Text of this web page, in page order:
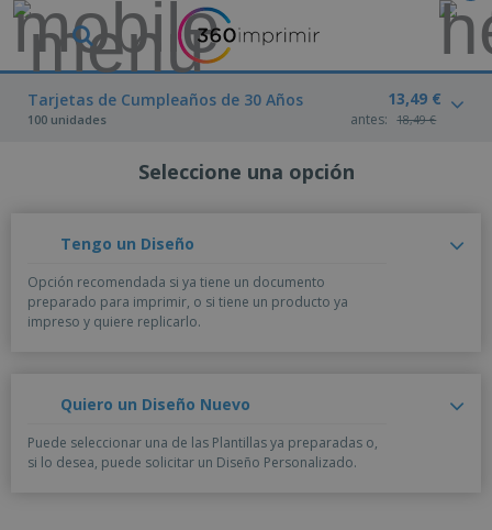
Tarjetas de Cumpleaños de 30 Años
100 unidades
13,49 €
antes: 18,49 €
Seleccione una opción
Tengo un Diseño
Opción recomendada si ya tiene un documento
preparado para imprimir, o si tiene un producto ya
impreso y quiere replicarlo.
Quiero un Diseño Nuevo
Puede seleccionar una de las Plantillas ya preparadas o,
si lo desea, puede solicitar un Diseño Personalizado.